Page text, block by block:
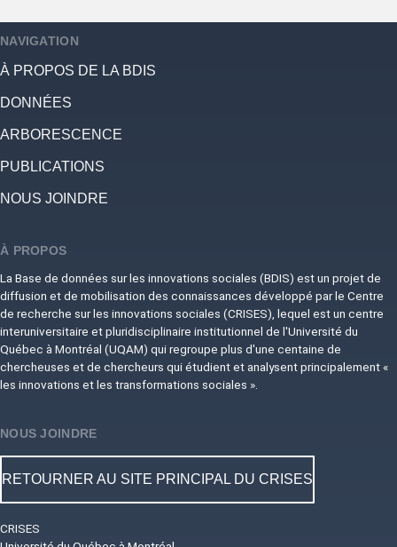
NAVIGATION
À PROPOS DE LA BDIS
DONNÉES
ARBORESCENCE
PUBLICATIONS
NOUS JOINDRE
À PROPOS
La Base de données sur les innovations sociales (BDIS) est un projet de
diffusion et de mobilisation des connaissances développé par le Centre
de recherche sur les innovations sociales (CRISES), lequel est un centre
interuniversitaire et pluridisciplinaire institutionnel de l'Université du
Québec à Montréal (UQAM) qui regroupe plus d'une centaine de
chercheuses et de chercheurs qui étudient et analysent principalement «
les innovations et les transformations sociales ».
NOUS JOINDRE
RETOURNER AU SITE PRINCIPAL DU CRISES
CRISES